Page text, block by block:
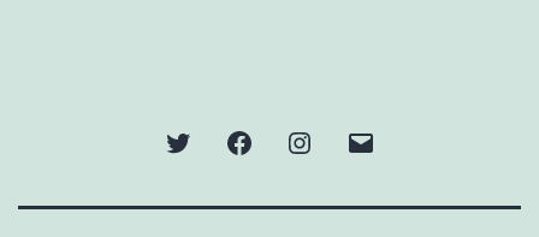
Twitter FacebookInstagram